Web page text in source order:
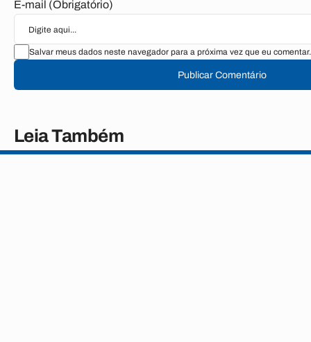
E-mail (Obrigatório)
Salvar meus dados neste navegador para a próxima vez que eu comentar.
Publicar Comentário
Leia Também